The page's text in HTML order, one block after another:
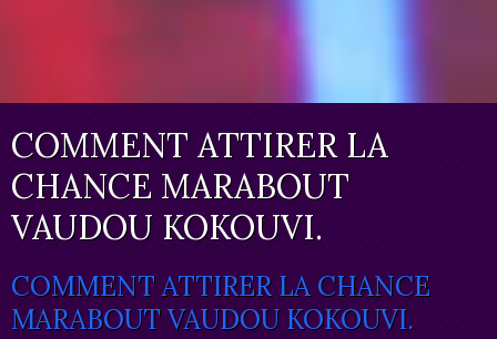
COMMENT ATTIRER LA
CHANCE MARABOUT
VAUDOU KOKOUVI.
COMMENT ATTIRER LA CHANCE
MARABOUT VAUDOU KOKOUVI.